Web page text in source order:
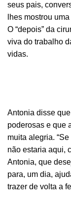
seus pais,
lhes mostrou
O “depois” da
viva do trabalho
vidas.
Antonia disse
poderosas e que
muita alegria.
não estaria aqui,
Antonia, que
para, um dia,
trazer de volta a